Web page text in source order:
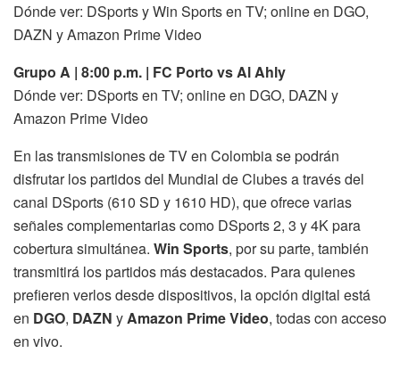
Dónde ver: DSports y Win Sports en TV; online en DGO,
DAZN y Amazon Prime Video
Grupo A | 8:00 p.m. | FC Porto vs Al Ahly
Dónde ver: DSports en TV; online en DGO, DAZN y
Amazon Prime Video
En las transmisiones de TV en Colombia se podrán
disfrutar los partidos del Mundial de Clubes a través del
canal DSports (610 SD y 1610 HD), que ofrece varias
señales complementarias como DSports 2, 3 y 4K para
cobertura simultánea. Win Sports, por su parte, también
transmitirá los partidos más destacados. Para quienes
prefieren verlos desde dispositivos, la opción digital está
en DGO, DAZN yAmazon Prime Video, todas con acceso
en vivo.